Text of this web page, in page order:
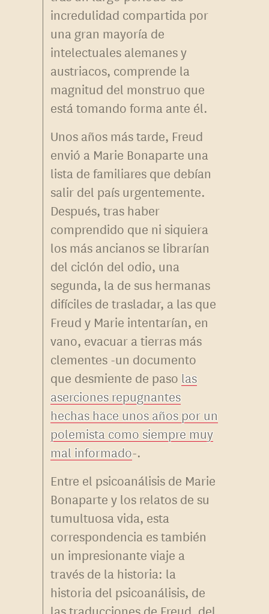
incredulidad compartida por
una gran mayoría de
intelectuales alemanes y
austriacos, comprende la
magnitud del monstruo que
está tomando forma ante él.
Unos años más tarde, Freud
envió a Marie Bonaparte una
lista de familiares que debían
salir del país urgentemente.
Después, tras haber
comprendido que ni siquiera
los más ancianos se librarían
del ciclón del odio, una
segunda, la de sus hermanas
difíciles de trasladar, a las que
Freud y Marie intentarían, en
vano, evacuar a tierras más
clementes -un documento
que desmiente de pasolas
aserciones repugnantes
hechas hace unos años por un
polemista como siempre muy
mal informado-.
Entre el psicoanálisis de Marie
Bonaparte y los relatos de su
tumultuosa vida, esta
correspondencia es también
un impresionante viaje a
través de la historia: la
historia del psicoanálisis, de
las traducciones de Freud, del